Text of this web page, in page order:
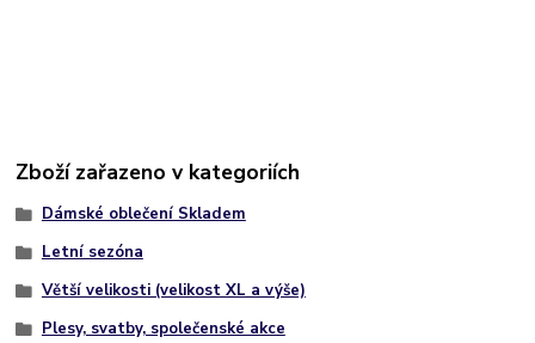
Zboží zařazeno v kategoriích
Dámské oblečení Skladem
Letní sezóna
Větší velikosti (velikost XL a výše)
Plesy, svatby, společenské akce